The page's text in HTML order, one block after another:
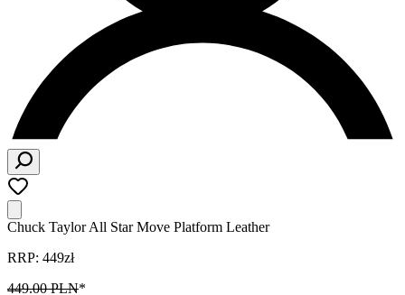
Chuck Taylor All Star Move Platform Leather
RRP: 449zł
449.00 PLN*